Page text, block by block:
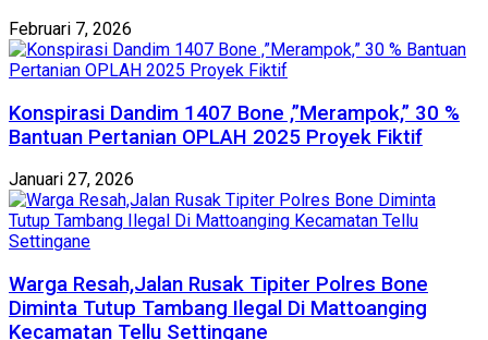
Februari 7, 2026
Konspirasi Dandim 1407 Bone ,”Merampok,” 30 %
Bantuan Pertanian OPLAH 2025 Proyek Fiktif
Januari 27, 2026
Warga Resah,Jalan Rusak Tipiter Polres Bone
Diminta Tutup Tambang Ilegal Di Mattoanging
Kecamatan Tellu Settingane